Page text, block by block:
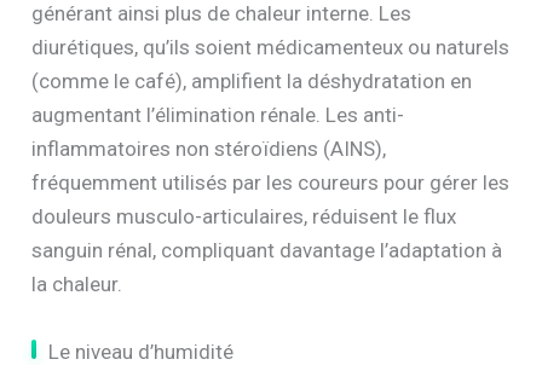
générant ainsi plus de chaleur interne. Les
diurétiques, qu’ils soient médicamenteux ou naturels
(comme le café), amplifient la déshydratation en
augmentant l’élimination rénale. Les anti-
inflammatoires non stéroïdiens (AINS),
fréquemment utilisés par les coureurs pour gérer les
douleurs musculo-articulaires, réduisent le flux
sanguin rénal, compliquant davantage l’adaptation à
la chaleur.
Le niveau d’humidité